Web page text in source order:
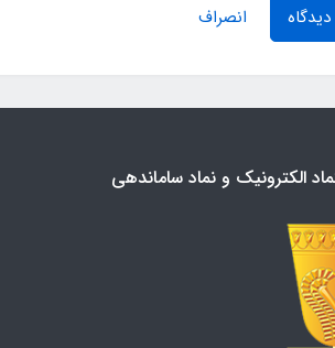
انصراف
الکترونیک و نماد ساماندهی